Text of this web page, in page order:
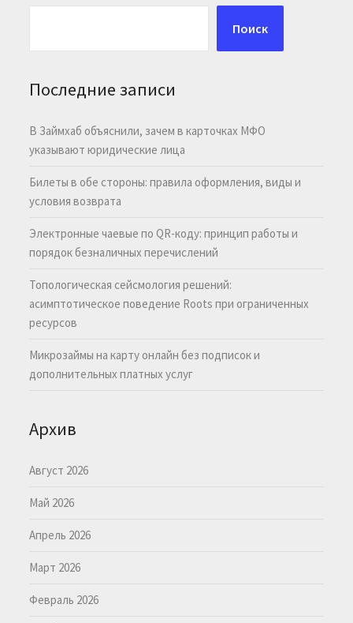
Поиск
Последние записи
В Займхаб объяснили, зачем в карточках МФО
указывают юридические лица
Билеты в обе стороны: правила оформления, виды и
условия возврата
Электронные чаевые по QR-коду: принцип работы и
порядок безналичных перечислений
Топологическая сейсмология решений:
асимптотическое поведение Roots при ограниченных
ресурсов
Микрозаймы на карту онлайн без подписок и
дополнительных платных услуг
Архив
Август 2026
Май 2026
Апрель 2026
Март 2026
Февраль 2026